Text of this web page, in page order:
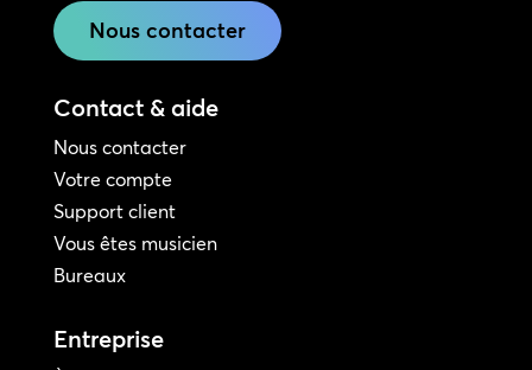
Nous contacter
Contact & aide
Nous contacter
Votre compte
Support client
Vous êtes musicien
Bureaux
Entreprise